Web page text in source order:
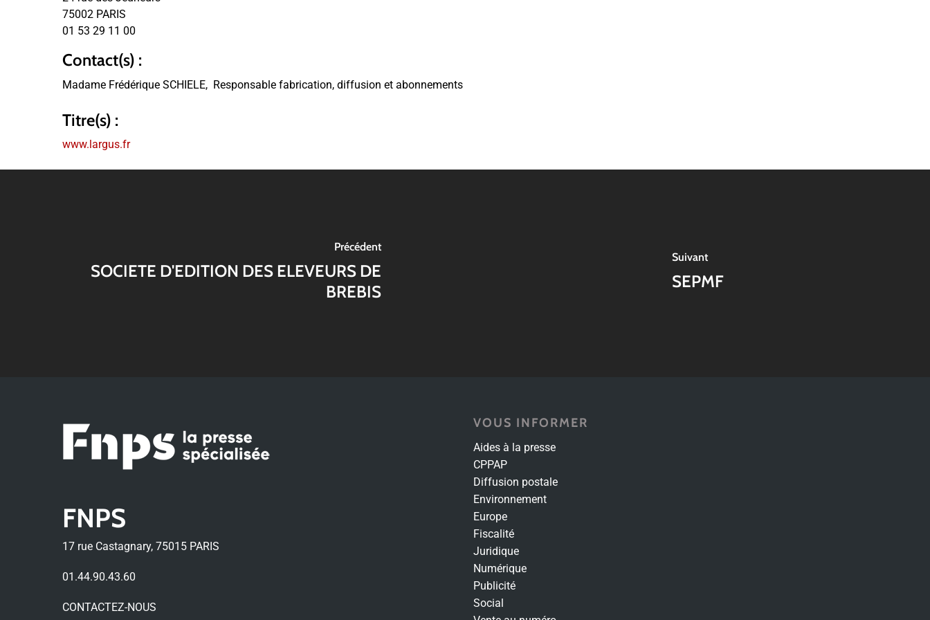
75002 PARIS
01 53 29 11 00
Contact(s) :
Madame Frédérique SCHIELE, Responsable fabrication, diffusion et abonnements
Titre(s) :
www.largus.fr
Précédent
SOCIETE D'EDITION DES ELEVEURS DE
BREBIS
Suivant
SEPMF
FNPS
17 rue Castagnary, 75015 PARIS
01.44.90.43.60
CONTACTEZ-NOUS
VOUS INFORMER
Aides à la presse
CPPAP
Diffusion postale
Environnement
Europe
Fiscalité
Juridique
Numérique
Publicité
Social